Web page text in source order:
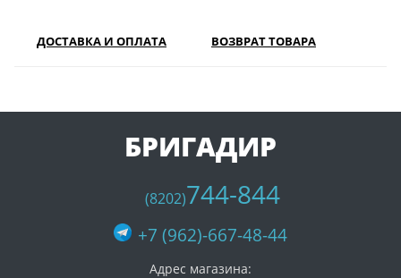
ДОСТАВКА И ОПЛАТА ВОЗВРАТ ТОВАРА
БРИГАДИР
(8202)744-844
+7 (962)-667-48-44
Адрес магазина: